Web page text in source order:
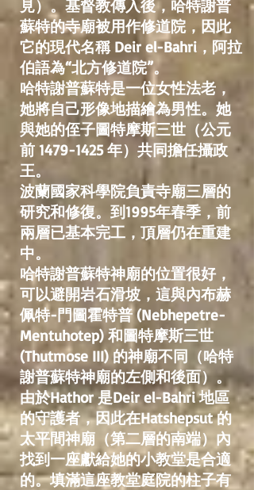
見）。基督教傳入後，哈特謝普
蘇特的寺廟被用作修道院，因此
它的現代名稱 Deir el-Bahri，阿拉
伯語為“北方修道院”。
哈特謝普蘇特是一位女性法老，
她將自己形像地描繪為男性。她
與她的侄子圖特摩斯三世（公元
前 1479-1425年）共同擔任攝政
王。
波蘭國家科學院負責寺廟三層的
研究和修復。到1995年春季，前
兩層已基本完工，頂層仍在重建
中。
哈特謝普蘇特神廟的位置很好，
可以避開岩石滑坡，這與內布赫
佩特-門圖霍特普 (Nebhepetre-
Mentuhotep) 和圖特摩斯三世
(Thutmose III) 的神廟不同（哈特
謝普蘇特神廟的左側和後面）。
由於Hathor 是Deir el-Bahri 地區
的守護者，因此在Hatshepsut 的
太平間神廟（第二層的南端）內
找到一座獻給她的小教堂是合適
的。填滿這座教堂庭院的柱子有